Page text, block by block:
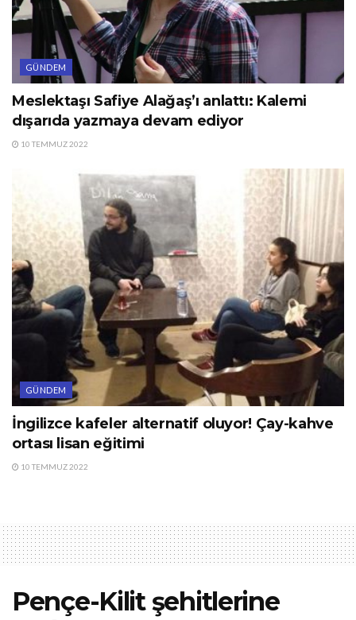
GÜNDEM
Meslektaşı Safiye Alağaş’ı anlattı: Kalemi
dışarıda yazmaya devam ediyor
10 TEMMUZ 2022
GÜNDEM
İngilizce kafeler alternatif oluyor! Çay-kahve
ortası lisan eğitimi
10 TEMMUZ 2022
Pençe-Kilit şehitlerine